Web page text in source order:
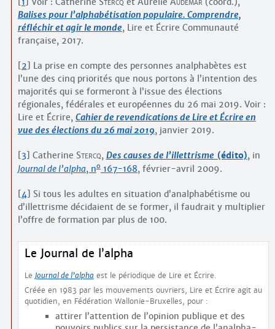
Balises pour l’alphabétisation populaire. Comprendre,
réfléchir et agir le monde, Lire et Écrire Communauté
française, 2017.
[2] La prise en compte des personnes analphabètes est
l’une des cinq priorités que nous portons à l’intention des
majorités qui se formeront à l’issue des élections
régionales, fédérales et européennes du 26 mai 2019. Voir :
Lire et Écrire, Cahier de revendications de Lire et Écrire en
vue des élections du 26 mai 2019, janvier 2019.
[3] Catherine Stercq, Des causes de l’illettrisme (édito), in
Journal de l’alpha, no167-168, février-avril 2009.
[4] Si tous les adultes en situation d’analphabétisme ou
d’illettrisme décidaient de se former, il faudrait y multiplier
l’offre de formation par plus de 100.
Le Journal de l’alpha
Le Journal de l’alphaest le périodique de Lire et Écrire.
Créée en 1983 par les mouvements ouvriers, Lire et Écrire agit au
quotidien, en Fédération Wallonie-Bruxelles, pour :
attirer l’attention de l’opinion publique et des